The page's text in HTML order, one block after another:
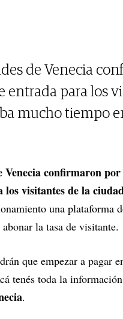
de Venecia
entrada para los
mucho tiempo
Venecia confirmaron
visitantes de la
una plataforma
la tasa de visitante.
que empezar a pagar
tenés toda la
.